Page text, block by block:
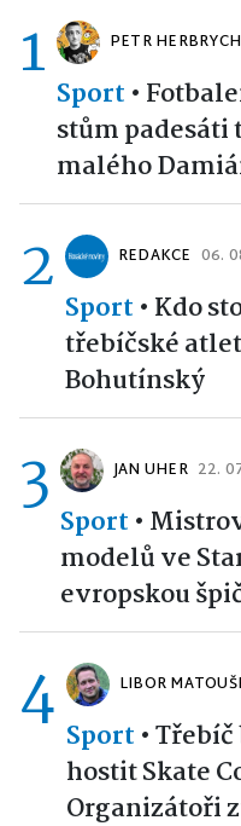
1 PETR HERBRYCH
Sport •
stům padesáti
malého
2 REDAKCE 06.
Sport • Kdo
třebíčské
Bohutínský
3 JAN UHER 22.
Sport •
modelů ve
evropskou
4 LIBOR
Sport •Třebíč
hostit Skate
Organizátoři